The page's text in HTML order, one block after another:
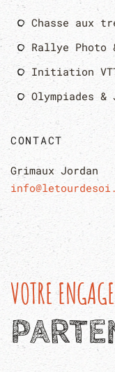
Chasse aux
Rallye Photo
Initiation
Olympiades &
CONTACT
Grimaux Jordan
VOTRE